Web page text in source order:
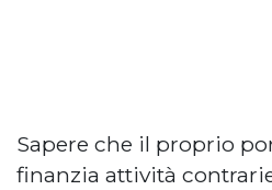
Sapere che il proprio
finanzia attività